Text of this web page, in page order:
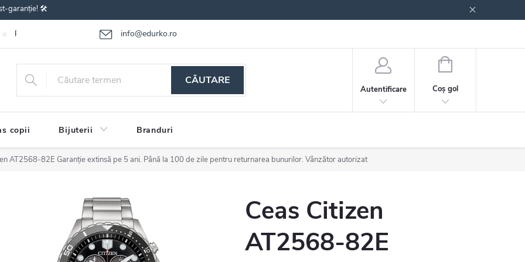
garanție! 🛠️
info@edurko.ro
Reclamațiile bunurilor Întrebări frecvente
CĂUTARE
Autentificare
COŞ
CUMPĂRĂTURI
Coş gol
copii Bijuterii Branduri
AT2568-82E Garanție extinsă pe 5 ani. Până la 100 de zile pentru returnarea bunurilor. Vânzător autorizat
Ceas Citizen
AT2568-82E